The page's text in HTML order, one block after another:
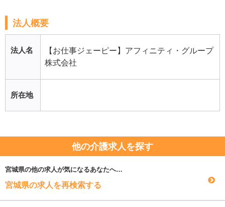
法人概要
法人名
【お仕事ジェーピー】アフィニティ・グループ
株式会社
所在地
他の介護求人を探す
宮城県の他の求人が気になるあなたへ…
宮城県の求人を再検索する